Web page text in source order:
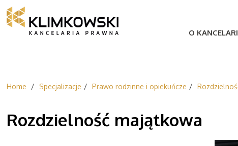
O
Home Specjalizacje Prawo rodzinne i opiekuńcze
Rozdzielność majątkowa